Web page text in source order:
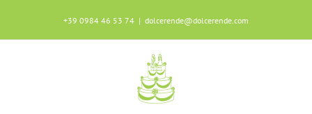
Questo sito utilizza i cookie per garantire
un'ottima esperienza durante la tua
Scopri di più
+39 0984 46 53 74 | dolcerende@dolcerende.com